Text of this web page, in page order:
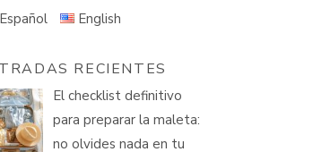
Español English
RECIENTES
El checklist definitivo
para preparar la maleta:
no olvides nada en tu